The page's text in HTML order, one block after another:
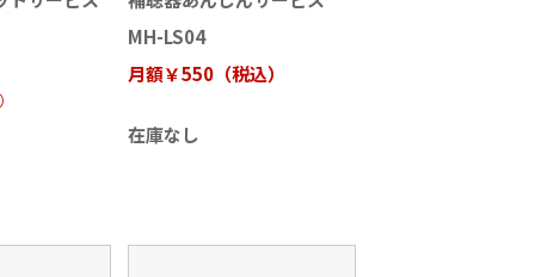
MH-LS04
月額￥550（税込）
在庫なし